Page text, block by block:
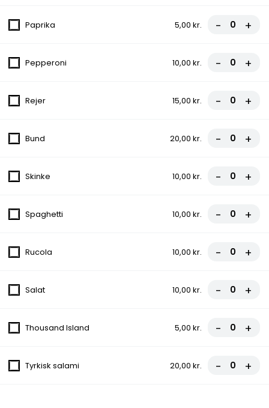
70,00 kr.
133.Spaghetti Oksefilet
134.Spaghetti (Laks)
135.Spaghetti Carbonara
137.Kyllingfilet
138.Frokostbøf - Oksefilet
Paprika 5,00 kr. - +
Pepperoni 10,00 kr. - +
Rejer 15,00 kr. - +
Bund 20,00 kr. - +
Skinke 10,00 kr. - +
Spaghetti 10,00 kr. - +
Rucola 10,00 kr. - +
Salat 10,00 kr. - +
Thousand Island 5,00 kr. - +
Tyrkisk salami 20,00 kr. - +